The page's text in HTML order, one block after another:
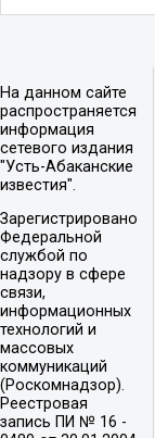
На данном сайте
распространяется
информация
сетевого издания
"Усть-Абаканские
известия".
Зарегистрировано
Федеральной
службой по
надзору в сфере
связи,
информационных
технологий и
массовых
коммуникаций
(Роскомнадзор).
Реестровая
запись ПИ № 16 -